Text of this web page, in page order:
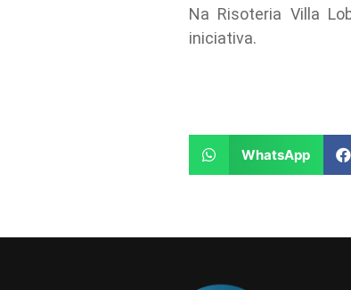
Na Risoteria Villa
iniciativa.
WhatsApp